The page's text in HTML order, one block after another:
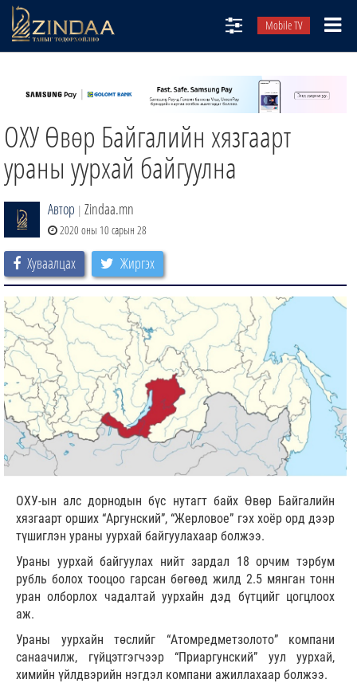
Mobile TV
ТВ8
ӨГЛӨӨНИЙ СОНИН
ЗИНДАА СЭТГҮҮЛ
ОХУ Өвөр Байгалийн хязгаарт
ураны уурхай байгуулна
Автор | Zindaa.mn
2020 оны 10 сарын 28
Хуваалцах Жиргэх
ОХУ-ын алс дорнодын бүс нутагт байх Өвөр Байгалийн
хязгаарт орших “Аргунский”, “Жерловое” гэх хоёр орд дээр
түшиглэн ураны уурхай байгуулахаар болжээ.
Ураны уурхай байгуулах нийт зардал 18 орчим тэрбум
рубль болох тооцоо гарсан бөгөөд жилд 2.5 мянган тонн
уран олборлох чадалтай уурхайн дэд бүтцийг цогцлоох
аж.
Ураны уурхайн төслийг “Атомредметзолото” компани
санаачилж, гүйцэтгэгчээр “Приаргунский” уул уурхай,
химийн үйлдвэрийн нэгдэл компани ажиллахаар болжээ.